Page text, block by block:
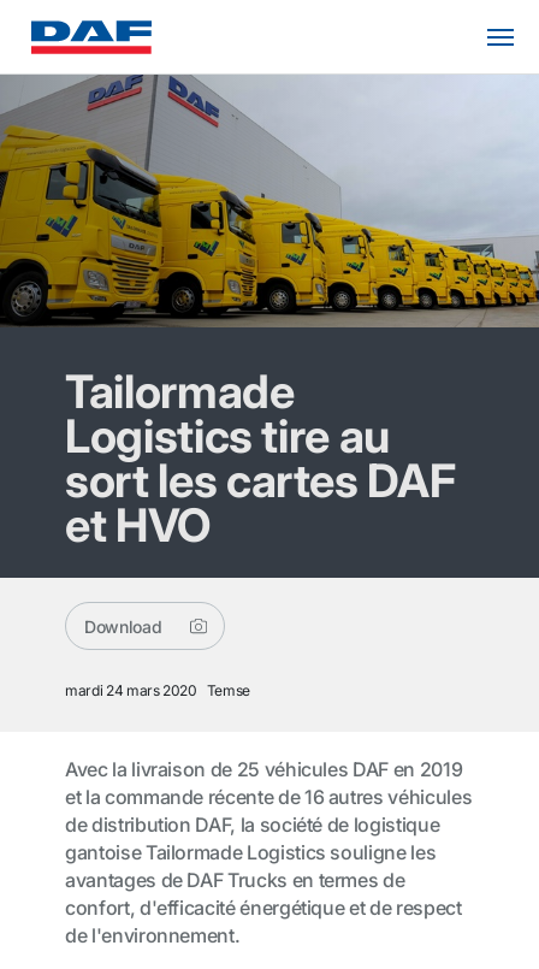
Tailormade
Logistics tire au
sort les cartes DAF
et HVO
Download
mardi 24 mars 2020 Temse
Avec la livraison de 25 véhicules DAF en 2019
et la commande récente de 16 autres véhicules
de distribution DAF, la société de logistique
gantoise Tailormade Logistics souligne les
avantages de DAF Trucks en termes de
confort, d'efficacité énergétique et de respect
de l'environnement.